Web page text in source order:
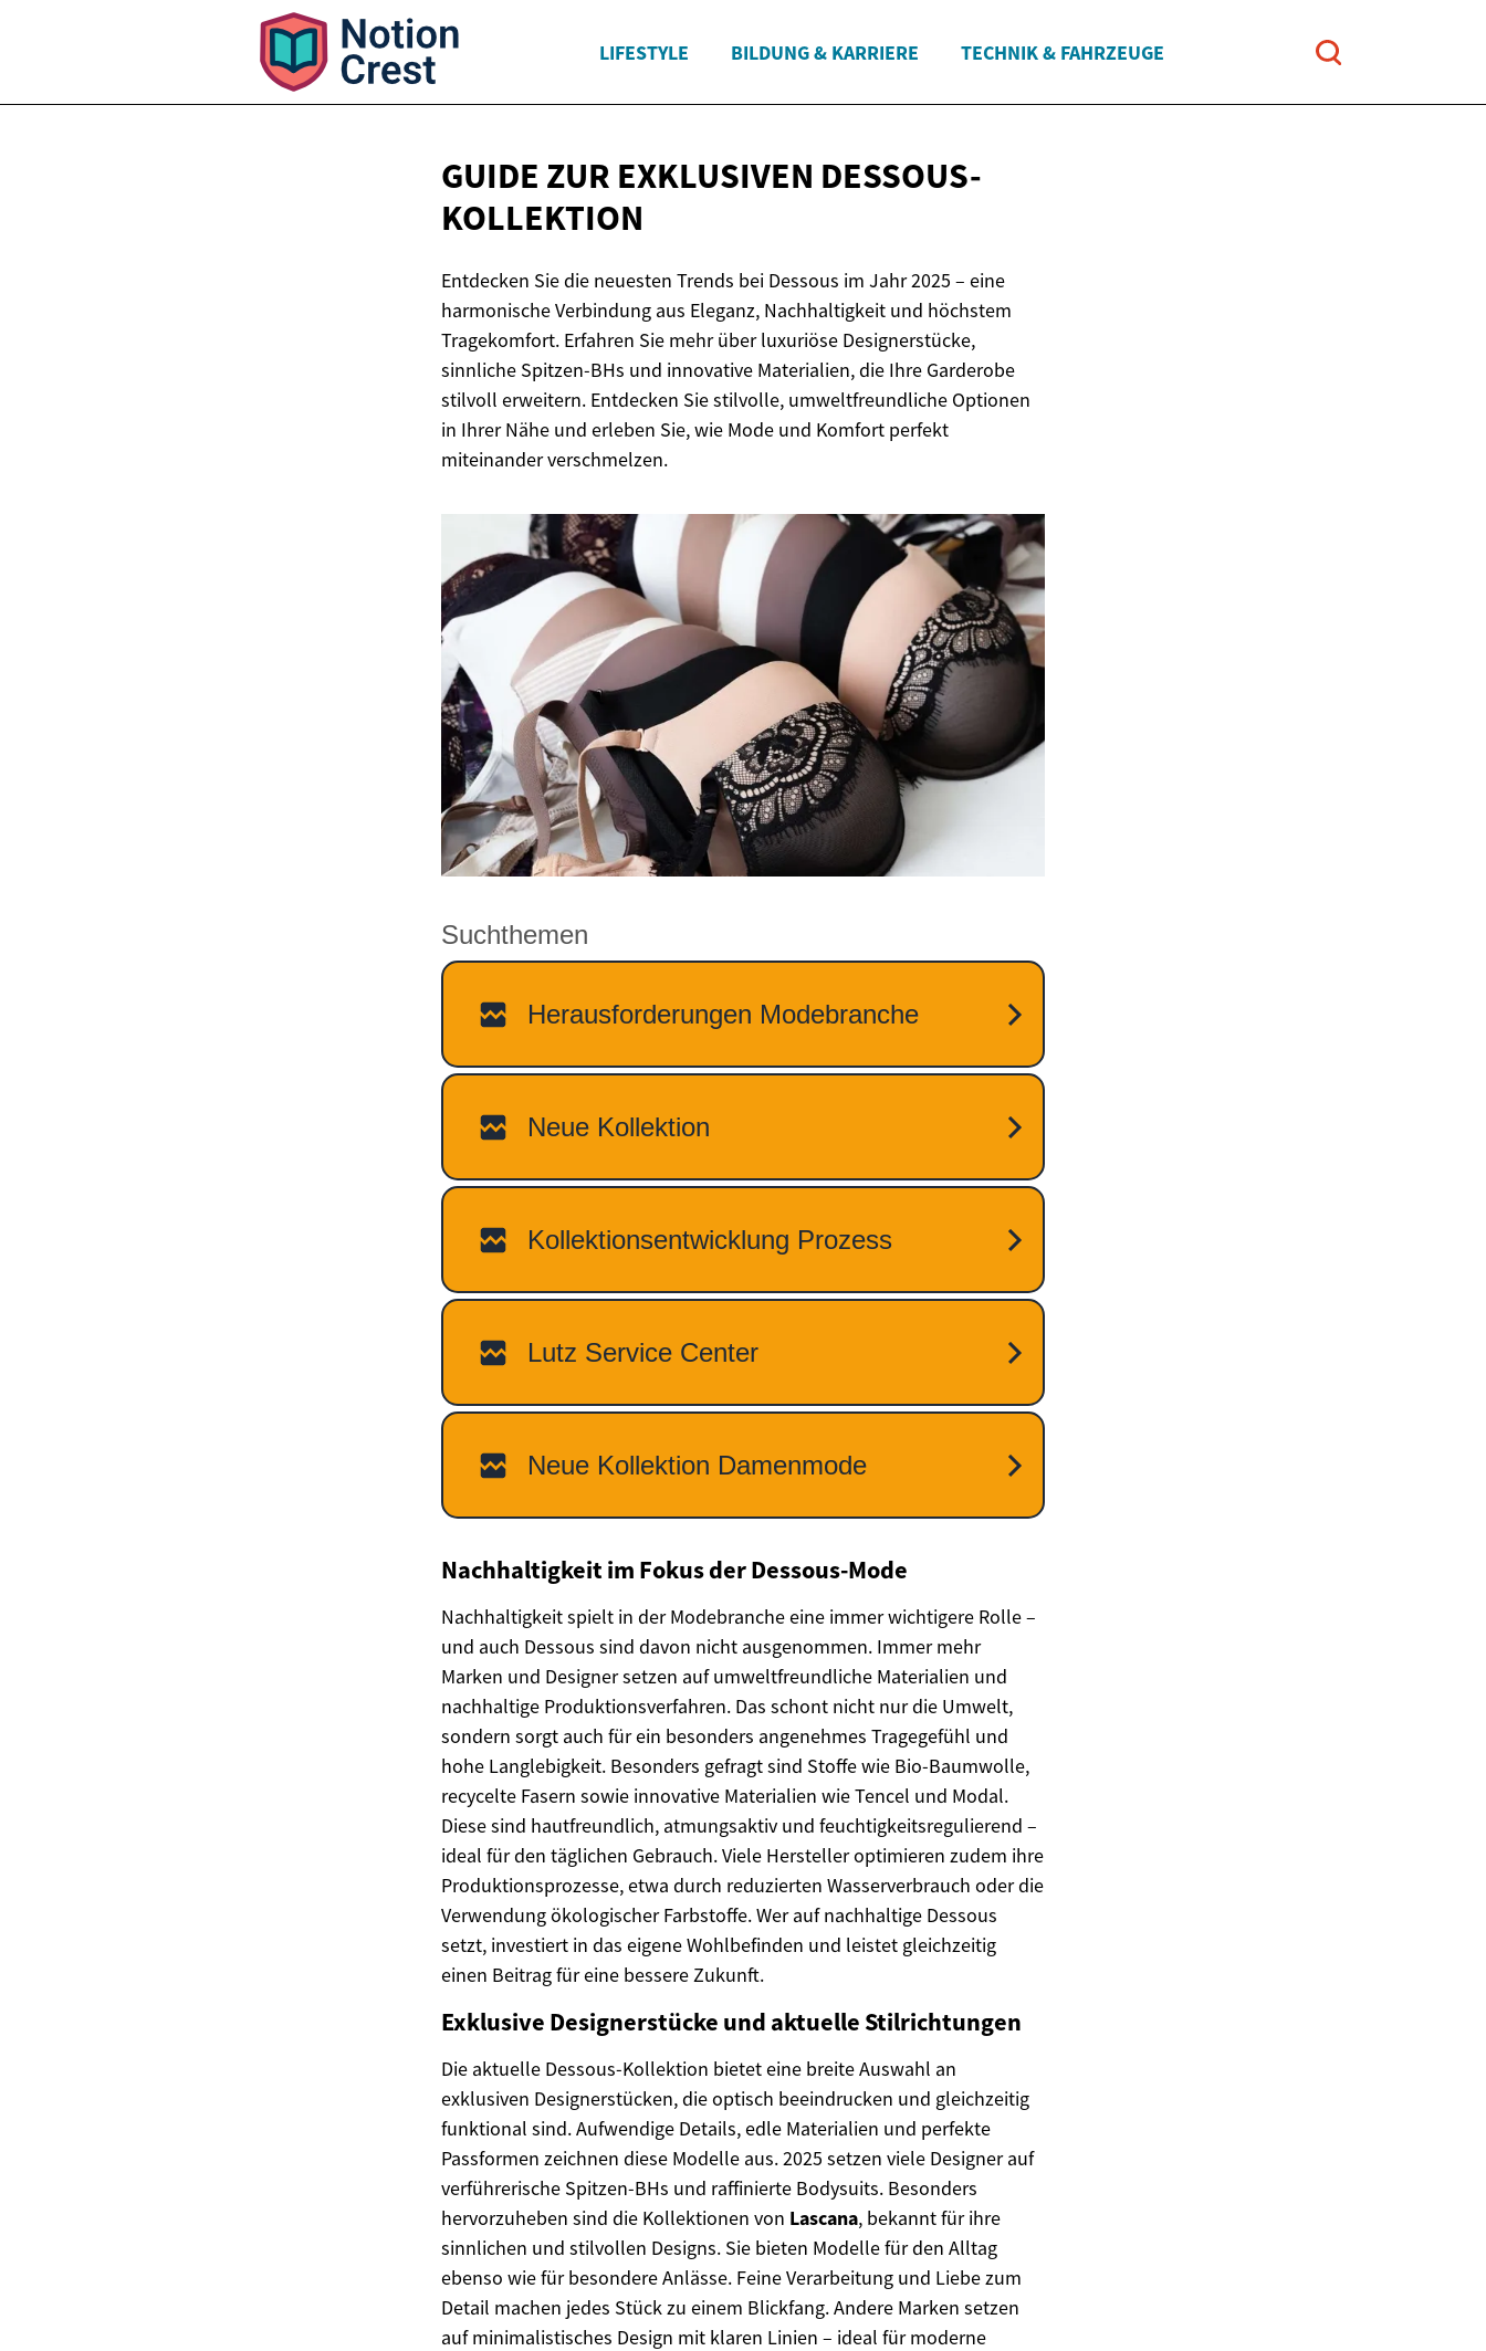
LIFESTYLE BILDUNG & KARRIERE TECHNIK & FAHRZEUGE
GUIDE ZUR EXKLUSIVEN DESSOUS-
KOLLEKTION
Entdecken Sie die neuesten Trends bei Dessous im Jahr 2025 – eine
harmonische Verbindung aus Eleganz, Nachhaltigkeit und höchstem
Tragekomfort. Erfahren Sie mehr über luxuriöse Designerstücke,
sinnliche Spitzen-BHs und innovative Materialien, die Ihre Garderobe
stilvoll erweitern. Entdecken Sie stilvolle, umweltfreundliche Optionen
in Ihrer Nähe und erleben Sie, wie Mode und Komfort perfekt
miteinander verschmelzen.
Nachhaltigkeit im Fokus der Dessous-Mode
Nachhaltigkeit spielt in der Modebranche eine immer wichtigere Rolle –
und auch Dessous sind davon nicht ausgenommen. Immer mehr
Marken und Designer setzen auf umweltfreundliche Materialien und
nachhaltige Produktionsverfahren. Das schont nicht nur die Umwelt,
sondern sorgt auch für ein besonders angenehmes Tragegefühl und
hohe Langlebigkeit. Besonders gefragt sind Stoffe wie Bio-Baumwolle,
recycelte Fasern sowie innovative Materialien wie Tencel und Modal.
Diese sind hautfreundlich, atmungsaktiv und feuchtigkeitsregulierend –
ideal für den täglichen Gebrauch. Viele Hersteller optimieren zudem ihre
Produktionsprozesse, etwa durch reduzierten Wasserverbrauch oder die
Verwendung ökologischer Farbstoffe. Wer auf nachhaltige Dessous
setzt, investiert in das eigene Wohlbefinden und leistet gleichzeitig
einen Beitrag für eine bessere Zukunft.
Exklusive Designerstücke und aktuelle Stilrichtungen
Die aktuelle Dessous-Kollektion bietet eine breite Auswahl an
exklusiven Designerstücken, die optisch beeindrucken und gleichzeitig
funktional sind. Aufwendige Details, edle Materialien und perfekte
Passformen zeichnen diese Modelle aus. 2025 setzen viele Designer auf
verführerische Spitzen-BHs und raffinierte Bodysuits. Besonders
hervorzuheben sind die Kollektionen von Lascana, bekannt für ihre
sinnlichen und stilvollen Designs. Sie bieten Modelle für den Alltag
ebenso wie für besondere Anlässe. Feine Verarbeitung und Liebe zum
Detail machen jedes Stück zu einem Blickfang. Andere Marken setzen
auf minimalistisches Design mit klaren Linien – ideal für moderne